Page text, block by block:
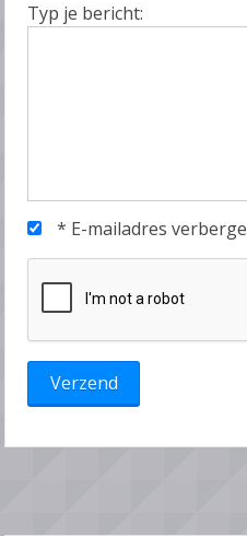
Typ je bericht:
* E-mailadres